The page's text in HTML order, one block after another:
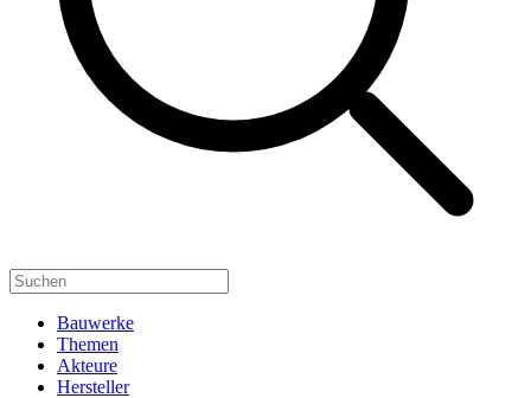
Bauwerke
Themen
Akteure
Hersteller